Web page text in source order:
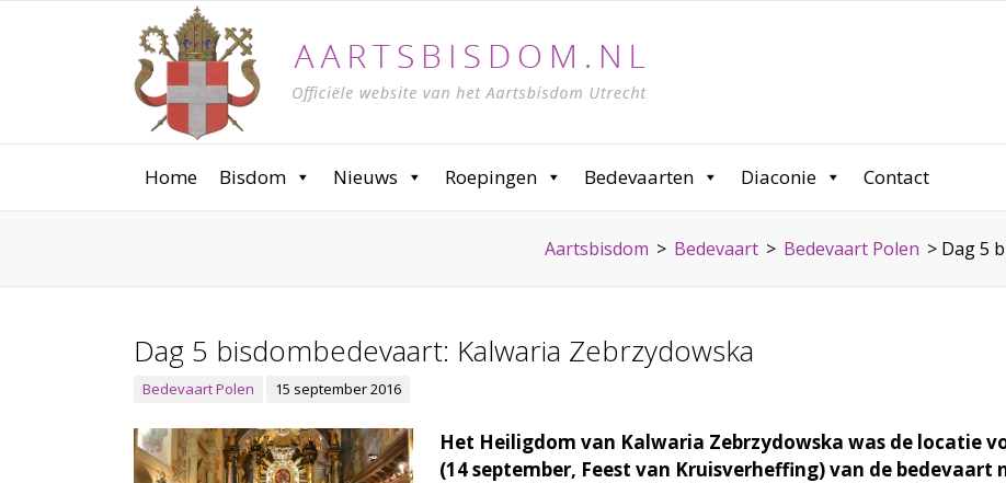
Home Bisdom Nieuws Roepingen Bedevaarten Diaconie Contact
Aartsbisdom > Bedevaart > Bedevaart Polen > Dag 5
Dag 5 bisdombedevaart: Kalwaria Zebrzydowska
Bedevaart Polen 15 september 2016
Het Heiligdom van Kalwaria Zebrzydowska was de locatie
(14 september, Feest van Kruisverheffing) van de bedevaart